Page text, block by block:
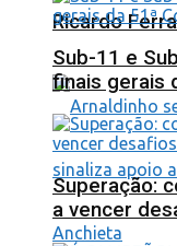
Ricardo
Sub-11 e
finais gerais
Superação:
a vencer